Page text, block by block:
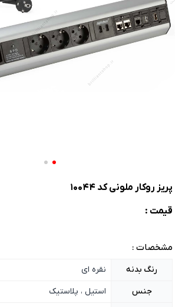
پریز روکار ملونی کد 10044
قیمت :
مشخصات :
رنگ بدنه
نقره ای
جنس
استیل ، پلاستیک